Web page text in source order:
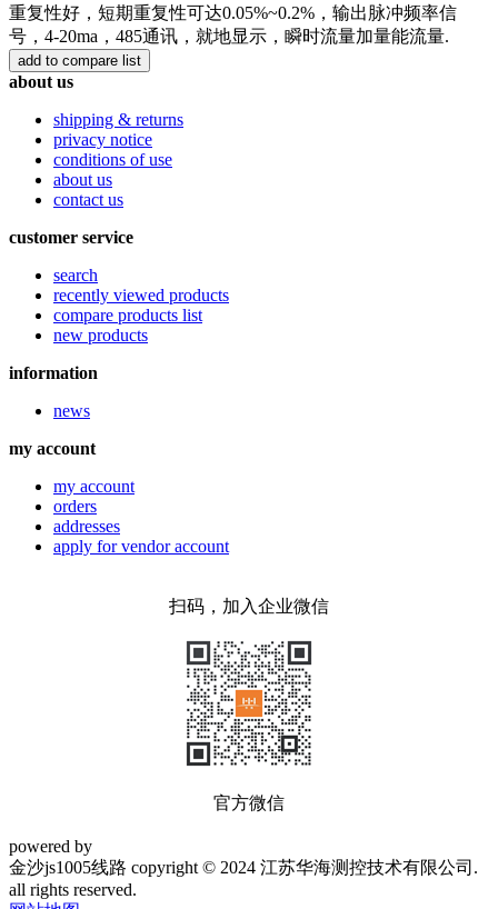
重复性好，短期重复性可达0.05%~0.2%，输出脉冲频率信
号，4-20ma，485通讯，就地显示，瞬时流量加量能流量.
about us
shipping & returns
privacy notice
conditions of use
about us
contact us
customer service
search
recently viewed products
compare products list
new products
information
news
my account
my account
orders
addresses
apply for vendor account
扫码，加入企业微信
官方微信
powered by
金沙js1005线路 copyright © 2024 江苏华海测控技术有限公司.
all rights reserved.